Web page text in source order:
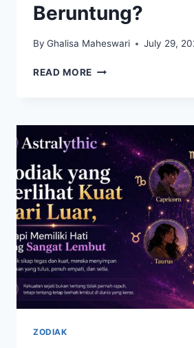
Beruntung?
By Ghalisa Maheswari July 29,
READ MORE ZODIAK
DI
AKHIR
JULI
2026,
SIAPA
YANG
PALING
BERUNTUNG?
ZODIAK